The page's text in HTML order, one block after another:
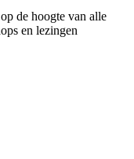
de hoogte van alle
en lezingen